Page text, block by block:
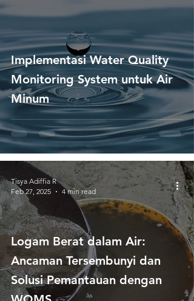
Implementasi Water Quality
Monitoring System untuk Air
Minum
Logam Berat dalam Air:
Ancaman Tersembunyi dan
Solusi Pemantauan dengan
Tisya Adiffia R
Feb 27, 2025
4 min read